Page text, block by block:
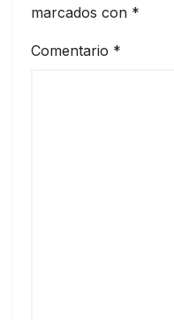
marcados con *
Comentario *